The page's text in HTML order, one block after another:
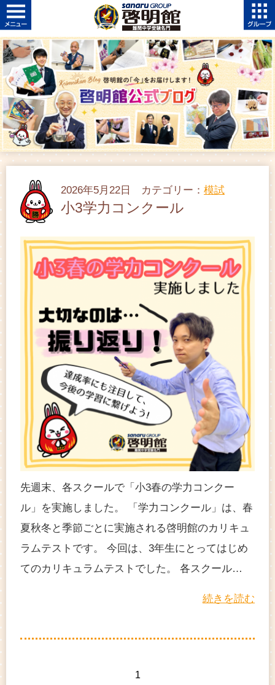
2026年5月22日 カテゴリー： 模試
小3学力コンクール
先週末、各スクールで「小3春の学力コンクー
ル」を実施しました。 「学力コンクール」は、春
夏秋冬と季節ごとに実施される啓明館のカリキュ
ラムテストです。 今回は、3年生にとってはじめ
てのカリキュラムテストでした。 各スクール…
続きを読む
1